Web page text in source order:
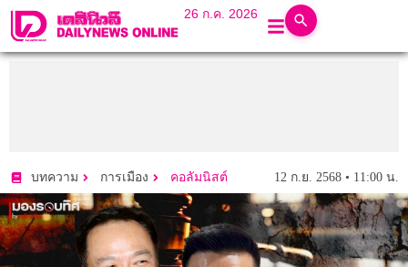
26 ก.ค. 2026
บทความ การเมือง คอลัมนิสต์ 12 ก.ย. 2568 • 11:00 น.